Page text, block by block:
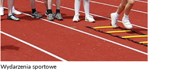
Wydarzenia sportowe